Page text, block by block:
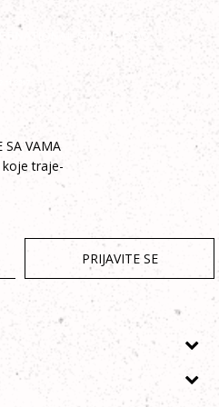
SA VAMA
traje-
PRIJAVITE SE